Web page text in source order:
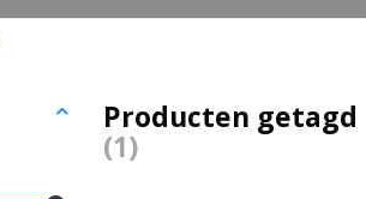
Producten getagd
(1)